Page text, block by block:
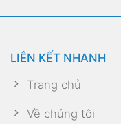
LIÊN KẾT NHANH
Trang chủ
Về chúng tôi